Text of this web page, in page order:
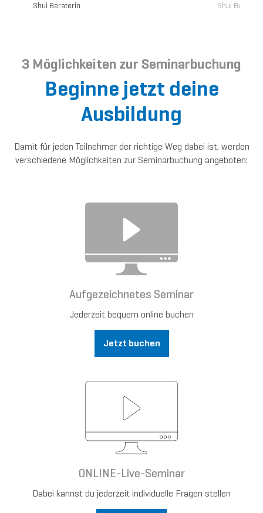
Shui Beraterin
Shui
3 Möglichkeiten zur Seminarbuchung
Beginne jetzt deine
Ausbildung
Damit für jeden Teilnehmer der richtige Weg dabei ist, werden
verschiedene Möglichkeiten zur Seminarbuchung angeboten:
Aufgezeichnetes Seminar
Jederzeit bequem online buchen
Jetzt buchen
ONLINE-Live-Seminar
Dabei kannst du jederzeit individuelle Fragen stellen